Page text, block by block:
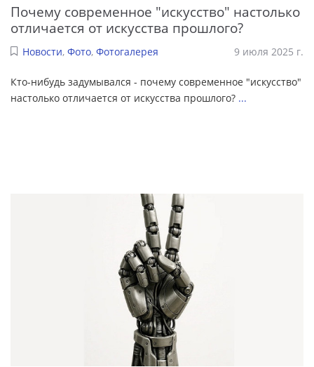
Почему современное "искусство" настолько
отличается от искусства прошлого?
Новости, Фото, Фотогалерея 9 июля 2025 г.
Кто-нибудь задумывался - почему современное "искусство"
настолько отличается от искусства прошлого? ...